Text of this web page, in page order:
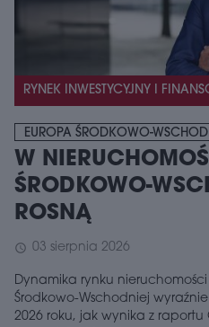
RYNEK INWESTYCYJNY I
EUROPA ŚRODKOWO-
W
ŚRODKOWO-
ROSNĄ
schedule 03 sierpnia 2026
Dynamika rynku
Środkowo-Wschodniej
2026 roku, jak wynika z raportu